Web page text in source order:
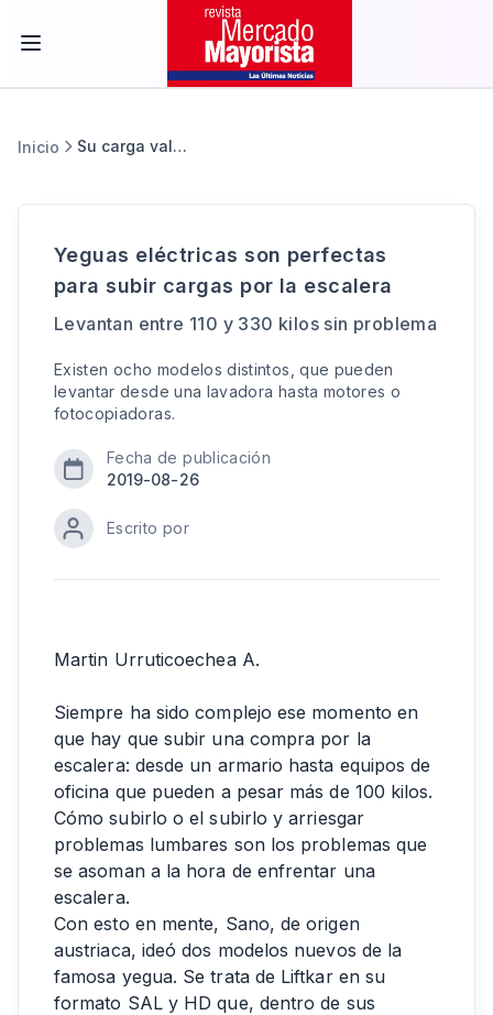
Inicio Su carga valiosa
Yeguas eléctricas son perfectas
para subir cargas por la escalera
Levantan entre 110 y 330 kilos sin problema
Existen ocho modelos distintos, que pueden
levantar desde una lavadora hasta motores o
fotocopiadoras.
Fecha de publicación
2019-08-26
Escrito por
Martin Urruticoechea A.
Siempre ha sido complejo ese momento en
que hay que subir una compra por la
escalera: desde un armario hasta equipos de
oficina que pueden a pesar más de 100 kilos.
Cómo subirlo o el subirlo y arriesgar
problemas lumbares son los problemas que
se asoman a la hora de enfrentar una
escalera.
Con esto en mente, Sano, de origen
austriaca, ideó dos modelos nuevos de la
famosa yegua. Se trata de Liftkar en su
formato SAL y HD que, dentro de sus